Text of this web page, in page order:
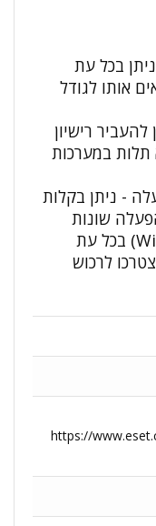
בכל עת
אותו לגודל
להעביר רישיון
במערכות
- ניתן בקלות
שונות
(Windows, Mac, Android, Linux) בכל עת
לרכוש
https://